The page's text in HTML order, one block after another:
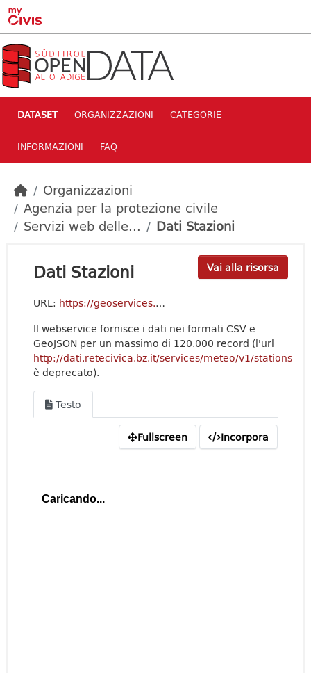
Skip to main content
DATASET ORGANIZZAZIONI CATEGORIE
INFORMAZIONI FAQ
Organizzazioni
Agenzia per la protezione civile
Servizi web delle...
Dati Stazioni
Vai alla risorsa
Dati Stazioni
URL: https://geoservices.buergernetz.bz.it/services/meteo/v1/stations
Il webservice fornisce i dati nei formati CSV e
GeoJSON per un massimo di 120.000 record (l'url
http://dati.retecivica.bz.it/services/meteo/v1/stations
è deprecato).
Testo
Fullscreen Incorpora